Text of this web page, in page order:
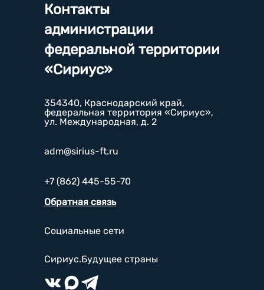
Контакты
администрации
федеральной территории
«Сириус»
354340, Краснодарский край,
федеральная территория «Сириус»,
ул. Международная, д. 2
adm@sirius-ft.ru
+7 (862) 445-55-70
Обратная связь
Социальные сети
Сириус.Будущее страны